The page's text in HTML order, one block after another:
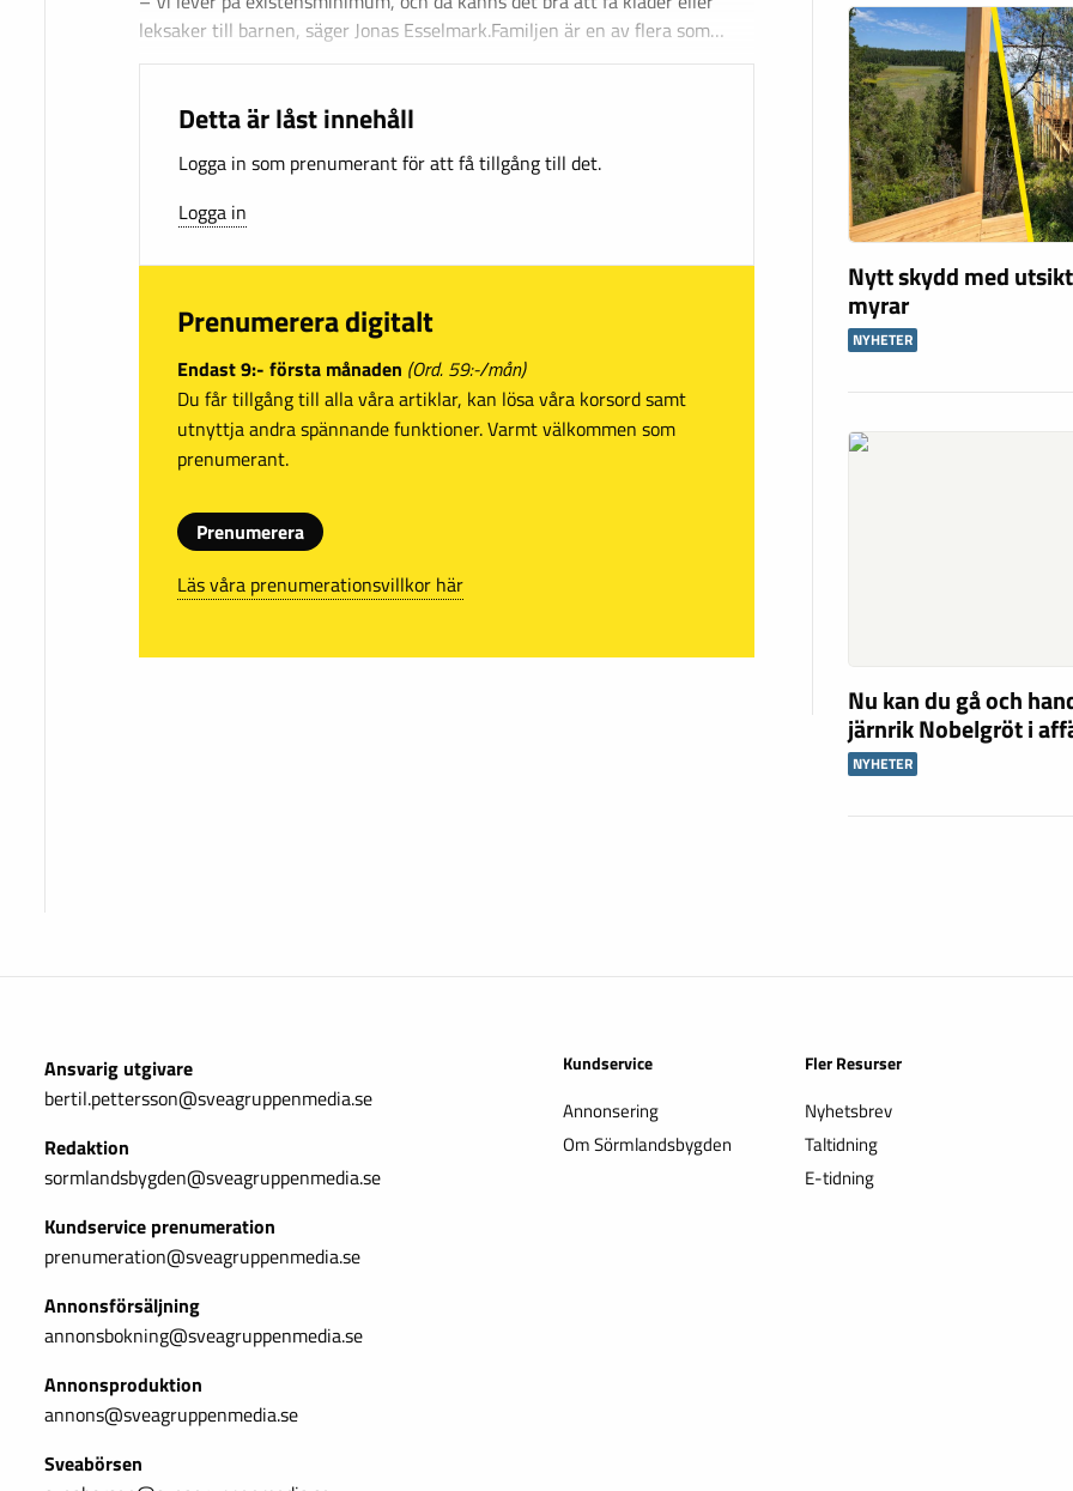
leksaker till barnen, säger Jonas Esselmark.Familjen är en av flera som…
Detta är låst innehåll
Logga in som prenumerant för att få tillgång till det.
Logga in
Prenumerera digitalt
Endast 9:- första månaden (Ord. 59:-/mån)
Du får tillgång till alla våra artiklar, kan lösa våra korsord samt
utnyttja andra spännande funktioner. Varmt välkommen som
prenumerant.
Prenumerera
Läs våra prenumerationsvillkor här
Nytt skydd med
myrar
NYHETER
Nu kan du gå och
järnrik Nobelgröt i
NYHETER
Ansvarig utgivare
bertil.pettersson@sveagruppenmedia.se
Redaktion
sormlandsbygden@sveagruppenmedia.se
Kundservice prenumeration
prenumeration@sveagruppenmedia.se
Annonsförsäljning
annonsbokning@sveagruppenmedia.se
Annonsproduktion
annons@sveagruppenmedia.se
Sveabörsen
Kundservice
Annonsering
Om Sörmlandsbygden
Fler Resurser
Nyhetsbrev
Taltidning
E-tidning